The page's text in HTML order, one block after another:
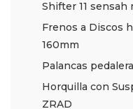
Shifter 11 sensah
Frenos a Discos
160mm
Palancas
Horquilla con
ZRAD